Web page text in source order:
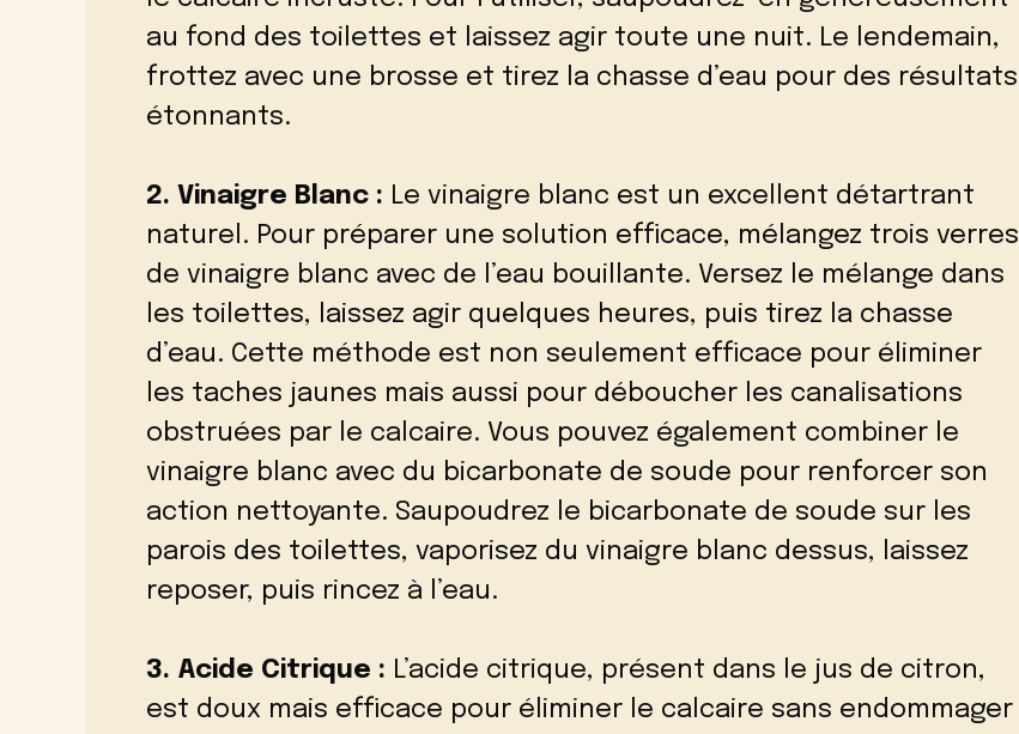
au fond des toilettes et laissez agir toute une nuit. Le lendemain,
frottez avec une brosse et tirez la chasse d’eau pour des résultats
étonnants.
2. Vinaigre Blanc : Le vinaigre blanc est un excellent détartrant
naturel. Pour préparer une solution efficace, mélangez trois verres
de vinaigre blanc avec de l’eau bouillante. Versez le mélange dans
les toilettes, laissez agir quelques heures, puis tirez la chasse
d’eau. Cette méthode est non seulement efficace pour éliminer
les taches jaunes mais aussi pour déboucher les canalisations
obstruées par le calcaire. Vous pouvez également combiner le
vinaigre blanc avec du bicarbonate de soude pour renforcer son
action nettoyante. Saupoudrez le bicarbonate de soude sur les
parois des toilettes, vaporisez du vinaigre blanc dessus, laissez
reposer, puis rincez à l’eau.
3. Acide Citrique : L’acide citrique, présent dans le jus de citron,
est doux mais efficace pour éliminer le calcaire sans endommager